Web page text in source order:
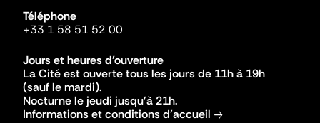
Téléphone
+33 1 58 51 52 00
Jours et heures d'ouverture
La Cité est ouverte tous les jours de 11h à 19h
(sauf le mardi).
Nocturne le jeudi jusqu'à 21h.
Informations et conditions d'accueil